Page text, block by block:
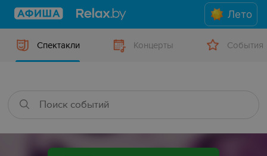
Лето
Спектакли Концерты События